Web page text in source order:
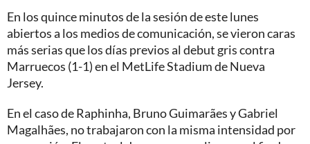
En los quince minutos de la sesión de este lunes
abiertos a los medios de comunicación, se vieron caras
más serias que los días previos al debut gris contra
Marruecos (1-1) en el MetLife Stadium de Nueva
Jersey.
En el caso de Raphinha, Bruno Guimarães y Gabriel
Magalhães, no trabajaron con la misma intensidad por